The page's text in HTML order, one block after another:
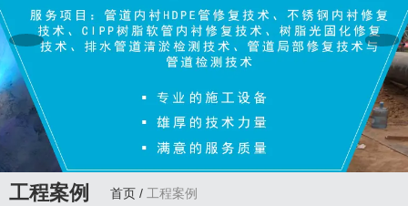
工程案例 首页/工程案例